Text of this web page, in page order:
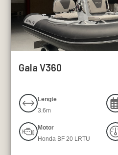
Gala V360
Lengte
3.6m
Motor
Honda BF 20 LRTU